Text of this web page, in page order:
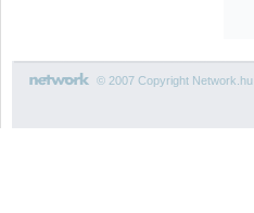
© 2007 Copyright Network.hu